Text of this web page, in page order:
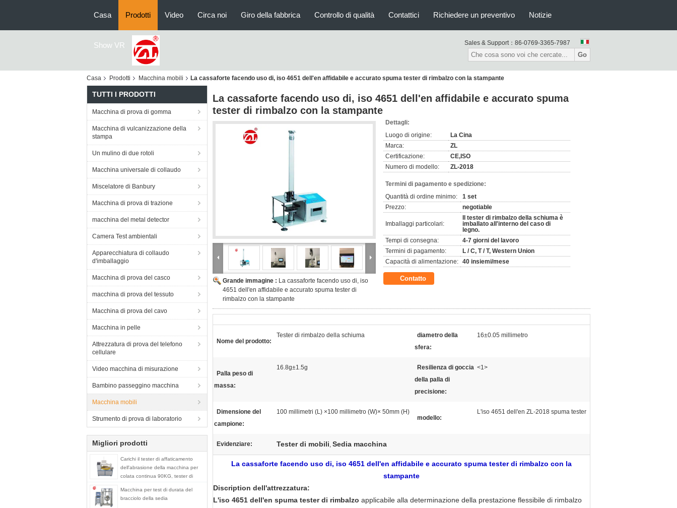
Casa Prodotti Video Circa noi Giro della fabbrica Controllo di qualità Contattici Richiedere un preventivo Notizie
Show VR Sales & Support： 86-0769-3365-7987
Go
Casa Prodotti Macchina mobili La cassaforte facendo uso di, iso 4651 dell'en affidabile e accurato spuma tester di rimbalzo con la stampante
TUTTI I PRODOTTI
Macchina di prova di gomma
Macchina di vulcanizzazione della
stampa
Un mulino di due rotoli
Macchina universale di collaudo
Miscelatore di Banbury
Macchina di prova di trazione
macchina del metal detector
Camera Test ambientali
Apparecchiatura di collaudo
d'imballaggio
Macchina di prova del casco
macchina di prova del tessuto
Macchina di prova del cavo
Macchina in pelle
Attrezzatura di prova del telefono
cellulare
Video macchina di misurazione
Bambino passeggino macchina
Macchina mobili
Strumento di prova di laboratorio
Migliori prodotti
Carichi il tester di affaticamento
dell'abrasione della macchina per
colata continua 90KG, tester di
per colata continua del pavimento
Macchina per test di durata del
bracciolo della sedia
La cassaforte facendo uso di, iso 4651 dell'en affidabile e accurato spuma
tester di rimbalzo con la stampante
Grande immagine : La cassaforte facendo uso di, iso
4651 dell'en affidabile e accurato spuma tester di
rimbalzo con la stampante
Dettagli:
Luogo di origine:
La Cina
Marca:
ZL
Certificazione:
CE,ISO
Numero di modello:
ZL-2018
Termini di pagamento e spedizione:
Quantità di ordine minimo:
1 set
Prezzo:
negotiable
Imballaggi particolari:
Il tester di rimbalzo della schiuma è
imballato all'interno del caso di
legno.
Tempi di consegna:
4-7 giorni del lavoro
Termini di pagamento:
L / C, T / T, Western Union
Capacità di alimentazione: 40 insiemi/mese
Contatto
Nome del prodotto:
Tester di rimbalzo della schiuma
diametro della
sfera:
16±0.05 millimetro
Palla peso di
massa:
16.8g±1.5g
Resilienza di goccia
della palla di
precisione:
<1>
Dimensione del
campione:
100 millimetri (L) ×100 millimetro (W)× 50mm (H)
modello:
L'iso 4651 dell'en ZL-2018 spuma tester
Evidenziare: Tester di mobili, Sedia macchina
La cassaforte facendo uso di, iso 4651 dell'en affidabile e accurato spuma tester di rimbalzo con la
stampante
Discription dell'attrezzatura:
L'iso 4651 dell'en spuma tester di rimbalzo applicabile alla determinazione della prestazione flessibile di rimbalzo